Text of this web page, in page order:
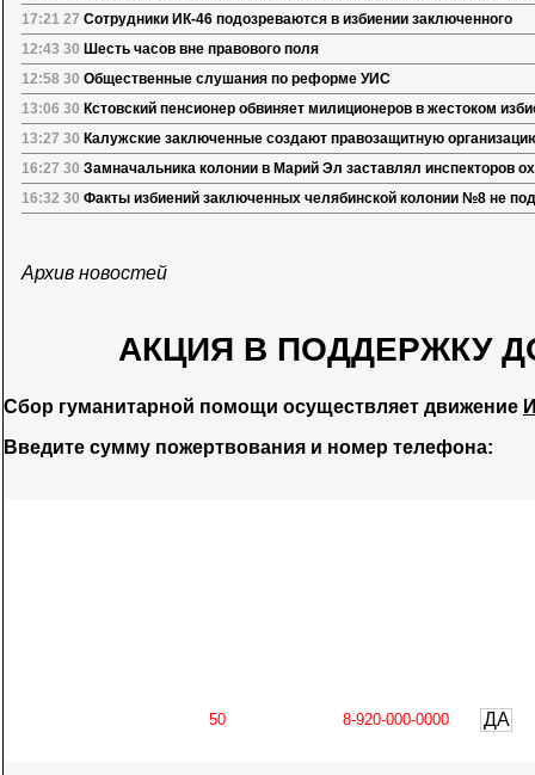
17:21 27 Сотрудники ИК-46 подозреваются в избиении заключенного
12:43 30 Шесть часов вне правового поля
12:58 30 Общественные слушания по реформе УИС
13:06 30 Кстовский пенсионер обвиняет милиционеров в жестоком
13:27 30 Калужские заключенные создают правозащитную
16:27 30 Замначальника колонии в Марий Эл заставлял инспекторов
16:32 30 Факты избиений заключенных челябинской колонии №8 не
Архив новостей
АКЦИЯ В ПОДДЕРЖКУ
Сбор гуманитарной помощи осуществляет движение
Введите сумму пожертвования и номер телефона:
ДА